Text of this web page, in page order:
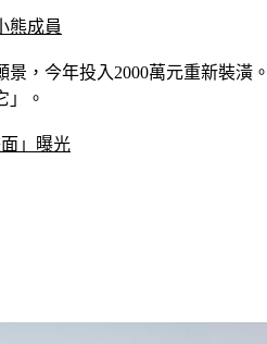
熊成員
，今年投入2000萬元重新裝
」。
」曝光